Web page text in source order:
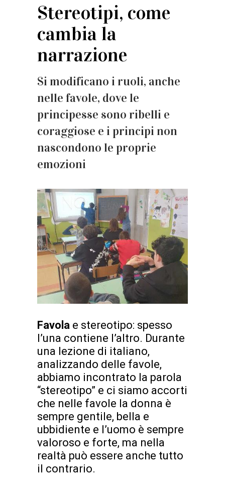
Stereotipi, come
cambia la
narrazione
Si modificano i ruoli, anche
nelle favole, dove le
principesse sono ribelli e
coraggiose e i principi non
nascondono le proprie
emozioni
Favola e stereotipo: spesso
l’una contiene l’altro. Durante
una lezione di italiano,
analizzando delle favole,
abbiamo incontrato la parola
“stereotipo” e ci siamo accorti
che nelle favole la donna è
sempre gentile, bella e
ubbidiente e l’uomo è sempre
valoroso e forte, ma nella
realtà può essere anche tutto
il contrario.